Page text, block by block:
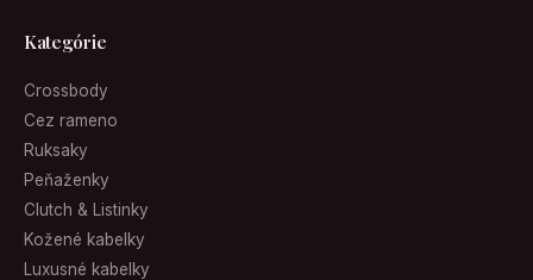
Kategórie
Crossbody
Cez rameno
Ruksaky
Peňaženky
Clutch & Listinky
Kožené kabelky
Luxusné kabelky